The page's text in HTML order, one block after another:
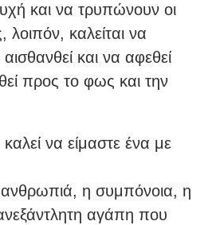
και να τρυπώνουν οι
λοιπόν, καλείται να
και να αφεθεί
προς το φως και την
να είμαστε ένα με
η συμπόνοια, η
αγάπη που